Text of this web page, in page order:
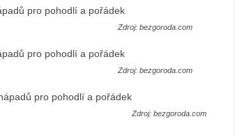
Zdroj: bezgoroda.com
Zdroj: bezgoroda.com
Zdroj: bezgoroda.com